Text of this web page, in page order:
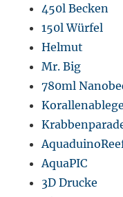
450l Becken
150l Würfel
Helmut
Mr. Big
780ml
AquaPIC
3D Drucke